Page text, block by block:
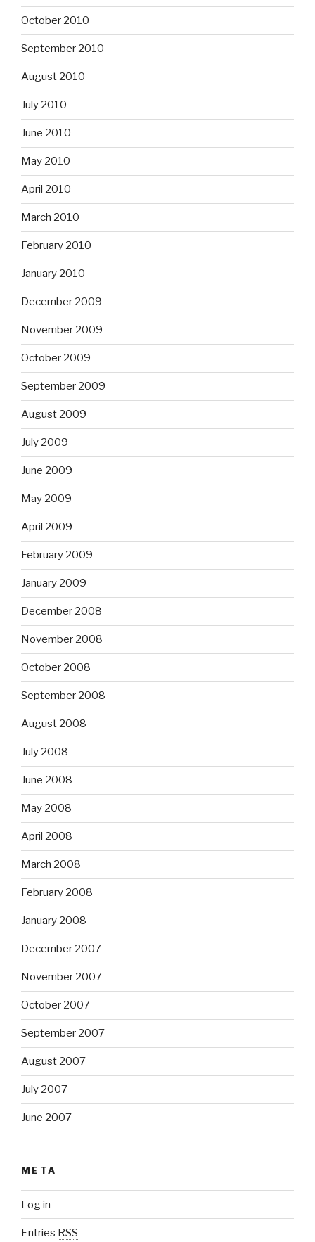
October 2010
September 2010
August 2010
July 2010
June 2010
May 2010
April 2010
March 2010
February 2010
January 2010
December 2009
November 2009
October 2009
September 2009
August 2009
July 2009
June 2009
May 2009
April 2009
February 2009
January 2009
December 2008
November 2008
October 2008
September 2008
August 2008
July 2008
June 2008
May 2008
April 2008
March 2008
February 2008
January 2008
December 2007
November 2007
October 2007
September 2007
August 2007
July 2007
June 2007
META
Log in
Entries RSS